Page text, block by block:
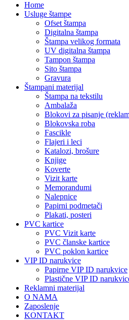
Home
Usluge štampe
Ofset štampa
Digitalna štampa
Štampa velikog formata
UV digitalna štampa
Tampon štampa
Sito štampa
Gravura
Štampani materijal
Štampa na tekstilu
Ambalaža
Blokovi za pisanje
Blokovska roba
Fascikle
Flajeri i leci
Katalozi, brošure
Knjige
Koverte
Vizit karte
Memorandumi
Nalepnice
Papirni podmetači
Plakati, posteri
PVC kartice
PVC Vizit karte
PVC članske kartice
PVC poklon kartice
VIP ID narukvice
Papirne VIP ID narukvice
Plastične VIP ID
Reklamni materijal
O NAMA
Zaposlenje
KONTAKT